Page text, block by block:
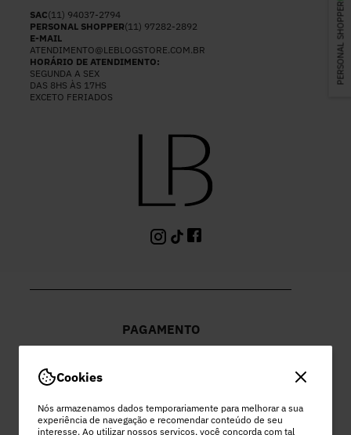
Cookies
Nós armazenamos dados temporariamente para melhorar a sua
experiência de navegação e recomendar conteúdo de seu
interesse. Ao utilizar nossos serviços, você concorda com tal
PERSONAL SHOPPER
SAC(11) 94037-2794
PERSONAL SHOPPER(11) 97282-2892
E-MAIL
ATENDIMENTO@LEBLOGSTORE.COM.BR
HORÁRIO DE ATENDIMENTO:
SEGUNDA A SEX
DAS 8HS ÀS 17HS
EXCETO FERIADOS
PAGAMENTO
PEC COMERCIO DO VESTUARIO LTDA